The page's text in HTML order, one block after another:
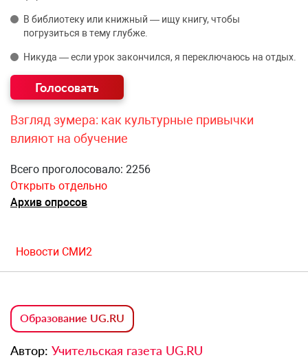
В библиотеку или книжный — ищу книгу, чтобы
погрузиться в тему глубже.
Никуда — если урок закончился, я переключаюсь на отдых.
Взгляд зумера: как культурные привычки
влияют на обучение
Всего проголосовало: 2256
Открыть отдельно
Архив опросов
Новости СМИ2
Образование UG.RU
Автор: Учительская газета UG.RU